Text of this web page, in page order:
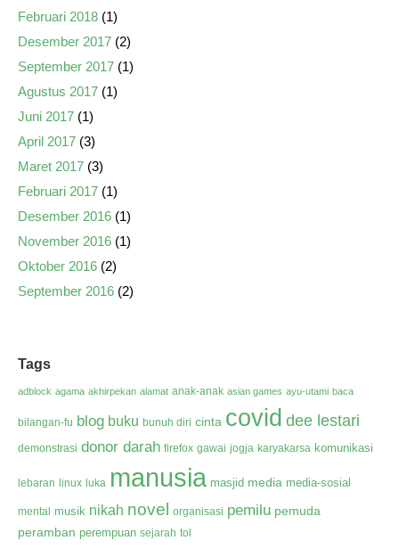
Februari 2018 (1)
Desember 2017 (2)
September 2017 (1)
Agustus 2017 (1)
Juni 2017 (1)
April 2017 (3)
Maret 2017 (3)
Februari 2017 (1)
Desember 2016 (1)
November 2016 (1)
Oktober 2016 (2)
September 2016 (2)
Tags
adblock agama akhirpekan alamat anak-anak asian games ayu-utami baca
bilangan-fu blog buku bunuh diri cinta covid dee lestari
demonstrasi donor darah firefox gawai jogja karyakarsa komunikasi
lebaran linux luka manusia masjid media media-sosial
mental musik nikah novel organisasi pemilu pemuda
peramban perempuan sejarah tol